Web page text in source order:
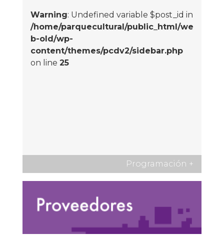
Warning: Undefined variable $post_id in
/home/parquecultural/public_html/we
b-old/wp-
content/themes/pcdv2/sidebar.php
on line 25
Programación +